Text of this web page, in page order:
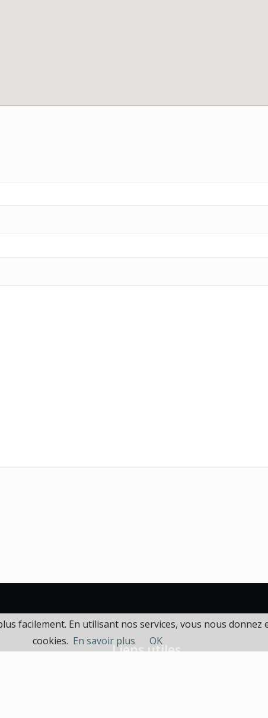
Liens utiles
facilement. En utilisant nos services, vous nous
cookies. En savoir plus OK